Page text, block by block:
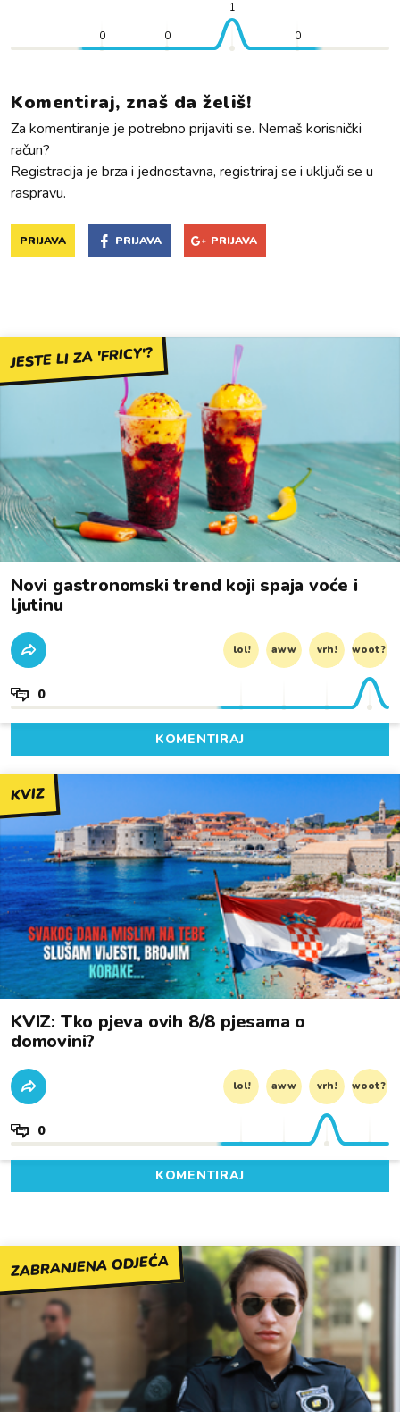
0 0
1
0
Komentiraj, znaš da želiš!
Za komentiranje je potrebno prijaviti se. Nemaš korisnički
račun?
Registracija je brza i jednostavna, registriraj se i uključi se u
raspravu.
PRIJAVA PRIJAVA PRIJAVA
JESTE LI ZA 'FRICY'?
Novi gastronomski trend koji spaja voće i
ljutinu
lol! aww vrh! woot?!
0
KOMENTIRAJ
KVIZ
KVIZ: Tko pjeva ovih 8/8 pjesama o
domovini?
lol! aww vrh! woot?!
0
KOMENTIRAJ
ZABRANJENA ODJEĆA